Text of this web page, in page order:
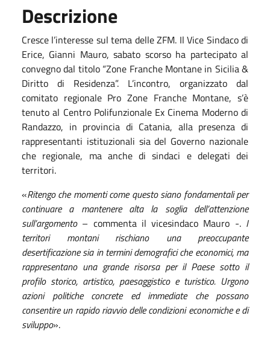
Descrizione
Cresce l’interesse sul tema delle ZFM. Il Vice Sindaco di
Erice, Gianni Mauro, sabato scorso ha partecipato al
convegno dal titolo “Zone Franche Montane in Sicilia &
Diritto di Residenza”. L’incontro, organizzato dal
comitato regionale Pro Zone Franche Montane, s’è
tenuto al Centro Polifunzionale Ex Cinema Moderno di
Randazzo, in provincia di Catania, alla presenza di
rappresentanti istituzionali sia del Governo nazionale
che regionale, ma anche di sindaci e delegati dei
territori.
«Ritengo che momenti come questo siano fondamentali per
continuare a mantenere alta la soglia dell’attenzione
sull’argomento– commenta il vicesindaco Mauro -. I
territori montani rischiano una preoccupante
desertificazione sia in termini demografici che economici, ma
rappresentano una grande risorsa per il Paese sotto il
profilo storico, artistico, paesaggistico e turistico. Urgono
azioni politiche concrete ed immediate che possano
consentire un rapido riavvio delle condizioni economiche e di
sviluppo».